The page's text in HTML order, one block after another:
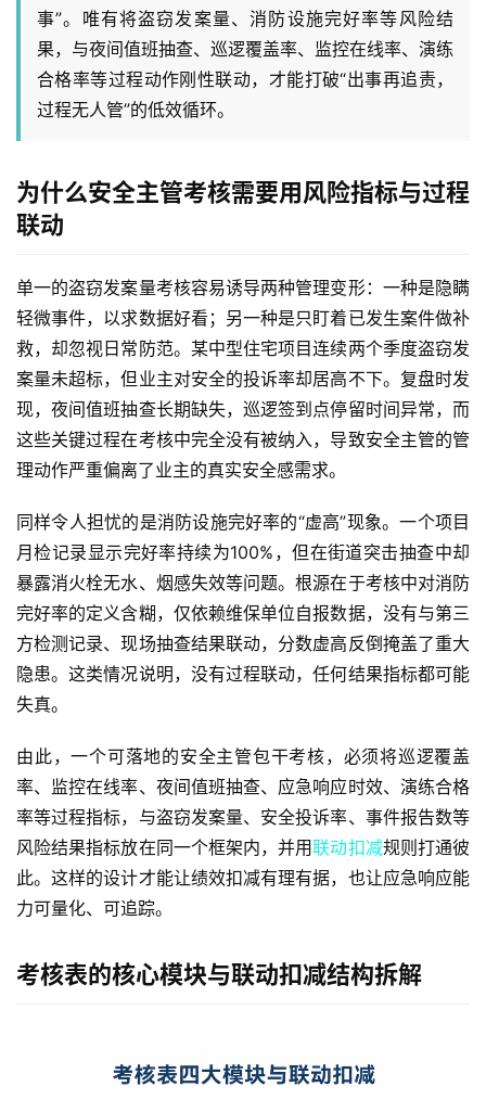
事”。唯有将盗窃发案量、消防设施完好率等风险结
果，与夜间值班抽查、巡逻覆盖率、监控在线率、演练
合格率等过程动作刚性联动，才能打破“出事再追责，
过程无人管”的低效循环。
为什么安全主管考核需要用风险指标与过程
联动
单一的盗窃发案量考核容易诱导两种管理变形：一种是隐瞒
轻微事件，以求数据好看；另一种是只盯着已发生案件做补
救，却忽视日常防范。某中型住宅项目连续两个季度盗窃发
案量未超标，但业主对安全的投诉率却居高不下。复盘时发
现，夜间值班抽查长期缺失，巡逻签到点停留时间异常，而
这些关键过程在考核中完全没有被纳入，导致安全主管的管
理动作严重偏离了业主的真实安全感需求。
同样令人担忧的是消防设施完好率的“虚高”现象。一个项目
月检记录显示完好率持续为100%，但在街道突击抽查中却
暴露消火栓无水、烟感失效等问题。根源在于考核中对消防
完好率的定义含糊，仅依赖维保单位自报数据，没有与第三
方检测记录、现场抽查结果联动，分数虚高反倒掩盖了重大
隐患。这类情况说明，没有过程联动，任何结果指标都可能
失真。
由此，一个可落地的安全主管包干考核，必须将巡逻覆盖
率、监控在线率、夜间值班抽查、应急响应时效、演练合格
率等过程指标，与盗窃发案量、安全投诉率、事件报告数等
风险结果指标放在同一个框架内，并用联动扣减规则打通彼
此。这样的设计才能让绩效扣减有理有据，也让应急响应能
力可量化、可追踪。
考核表的核心模块与联动扣减结构拆解